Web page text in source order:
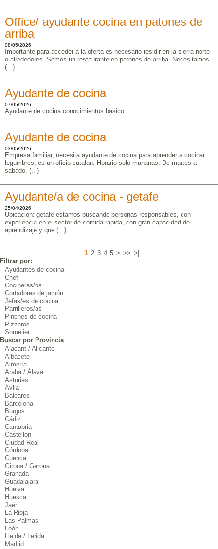
Office/ ayudante cocina en patones de
arriba
08/05/2026
Importante para acceder a la oferta es necesario residir en la sierra norte
o alrededores. Somos un restaurante en patones de arriba. Necesitamos
(...)
Ayudante de cocina
07/05/2026
Ayudante de cocina conocimientos basico.
Ayudante de cocina
03/05/2026
Empresa familiar, necesita ayudante de cocina para aprender a cocinar
legumbres, es un oficio catalan. Horario solo mananas. De martes a
sabado. (...)
Ayudante/a de cocina - getafe
25/04/2026
Ubicacion: getafe estamos buscando personas responsables, con
experiencia en el sector de comida rapida, con gran capacidad de
aprendizaje y que (...)
1 2 3 4 5 > >> >|
Filtrar por:
Ayudantes de cocina
Chef
Cocineras/os
Cortadores de jamón
Jefas/es de cocina
Parrilleros/as
Pinches de cocina
Pizzeros
Somelier
Buscar por Provincia
Alacant / Alicante
Albacete
Almería
Araba / Álava
Asturias
Ávila
Baleares
Barcelona
Burgos
Cádiz
Cantabria
Castellón
Ciudad Real
Córdoba
Cuenca
Girona / Gerona
Granada
Guadalajara
Huelva
Huesca
Jaén
La Rioja
Las Palmas
León
Lleida / Lerida
Madrid